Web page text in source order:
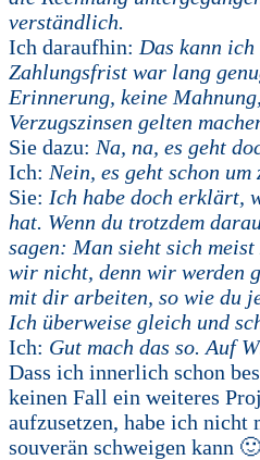
verständlich.
Ich daraufhin: Das kann
Zahlungsfrist war lang
Erinnerung, keine
Verzugszinsen gelten
Sie dazu: Na, na, es geht
Ich: Nein, es geht schon um
Sie: Ich habe doch erklärt,
hat. Wenn du trotzdem
sagen: Man sieht sich
wir nicht, denn wir werden
mit dir arbeiten, so wie du
Ich überweise gleich und
Ich: Gut mach das so. Auf
Dass ich innerlich schon
keinen Fall ein weiteres
aufzusetzen, habe ich nicht
souverän schweigen kann 🙂